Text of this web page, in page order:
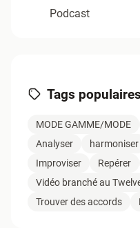
Podcast
Zold - Articles TAV1
Tags populaires
MODE GAMME/MODE
Analyser
harmoniser
Improviser
Repérer
Vidéo branché au
Trouver des accords